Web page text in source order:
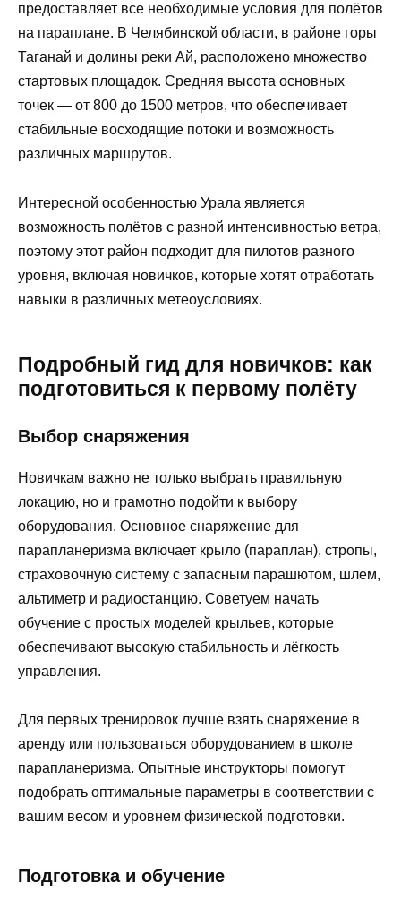
предоставляет все необходимые условия для полётов
на параплане. В Челябинской области, в районе горы
Таганай и долины реки Ай, расположено множество
стартовых площадок. Средняя высота основных
точек — от 800 до 1500 метров, что обеспечивает
стабильные восходящие потоки и возможность
различных маршрутов.
Интересной особенностью Урала является
возможность полётов с разной интенсивностью ветра,
поэтому этот район подходит для пилотов разного
уровня, включая новичков, которые хотят отработать
навыки в различных метеоусловиях.
Подробный гид для новичков: как
подготовиться к первому полёту
Выбор снаряжения
Новичкам важно не только выбрать правильную
локацию, но и грамотно подойти к выбору
оборудования. Основное снаряжение для
парапланеризма включает крыло (параплан), стропы,
страховочную систему с запасным парашютом, шлем,
альтиметр и радиостанцию. Советуем начать
обучение с простых моделей крыльев, которые
обеспечивают высокую стабильность и лёгкость
управления.
Для первых тренировок лучше взять снаряжение в
аренду или пользоваться оборудованием в школе
парапланеризма. Опытные инструкторы помогут
подобрать оптимальные параметры в соответствии с
вашим весом и уровнем физической подготовки.
Подготовка и обучение